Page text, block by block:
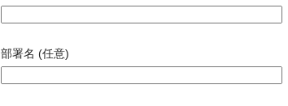
部署名 (任意)